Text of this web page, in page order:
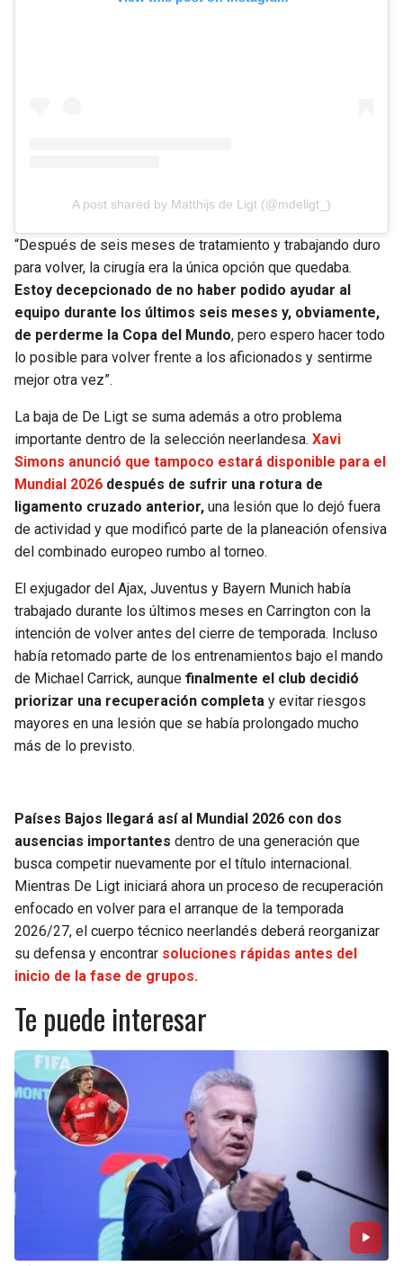
A post shared by Matthijs de Ligt (@mdeligt_)
“Después de seis meses de tratamiento y trabajando duro
para volver, la cirugía era la única opción que quedaba.
Estoy decepcionado de no haber podido ayudar al
equipo durante los últimos seis meses y, obviamente,
de perderme la Copa del Mundo, pero espero hacer todo
lo posible para volver frente a los aficionados y sentirme
mejor otra vez”.
La baja de De Ligt se suma además a otro problema
importante dentro de la selección neerlandesa. Xavi
Simons anunció que tampoco estará disponible para el
Mundial 2026 después de sufrir una rotura de
ligamento cruzado anterior, una lesión que lo dejó fuera
de actividad y que modificó parte de la planeación ofensiva
del combinado europeo rumbo al torneo.
El exjugador del Ajax, Juventus y Bayern Munich había
trabajado durante los últimos meses en Carrington con la
intención de volver antes del cierre de temporada. Incluso
había retomado parte de los entrenamientos bajo el mando
de Michael Carrick, aunque finalmente el club decidió
priorizar una recuperación completa y evitar riesgos
mayores en una lesión que se había prolongado mucho
más de lo previsto.
Países Bajos llegará así al Mundial 2026 con dos
ausencias importantes dentro de una generación que
busca competir nuevamente por el título internacional.
Mientras De Ligt iniciará ahora un proceso de recuperación
enfocado en volver para el arranque de la temporada
2026/27, el cuerpo técnico neerlandés deberá reorganizar
su defensa y encontrar soluciones rápidas antes del
inicio de la fase de grupos.
Te puede interesar